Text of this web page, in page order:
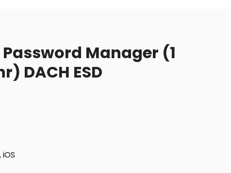
Manager (1
DACH ESD